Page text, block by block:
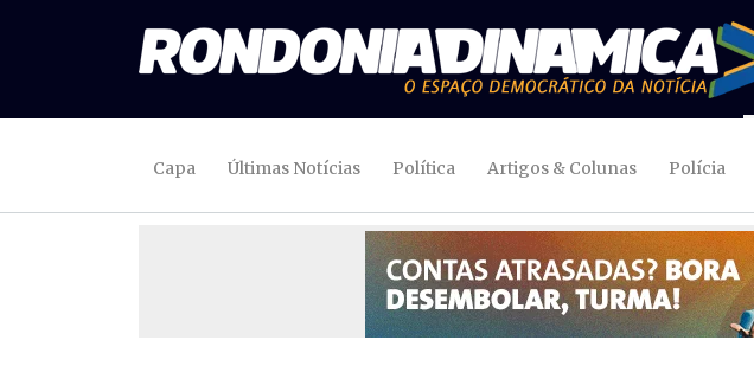
Capa Últimas Notícias Política Artigos & Colunas Polícia